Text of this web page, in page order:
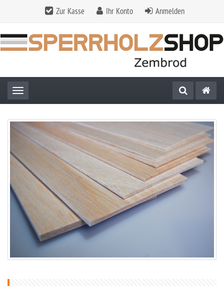
Zur Kasse Ihr Konto Anmelden
Toggle navigation